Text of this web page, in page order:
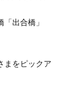
出合橋」
まをピックア